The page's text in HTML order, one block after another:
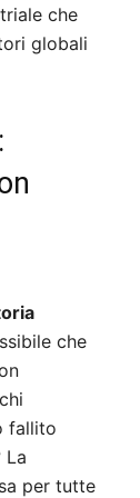
che
globali
che
fallito
La
per tutte